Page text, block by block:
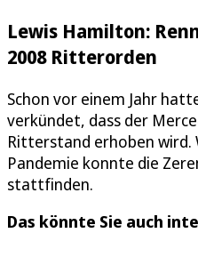
Lewis Hamilton:
2008 Ritterorden
Schon vor einem Jahr
verkündet, dass der
Ritterstand erhoben wird.
Pandemie konnte die
stattfinden.
Das könnte Sie auch